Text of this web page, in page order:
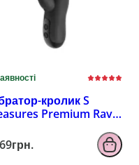
кролик S
Premium Rave